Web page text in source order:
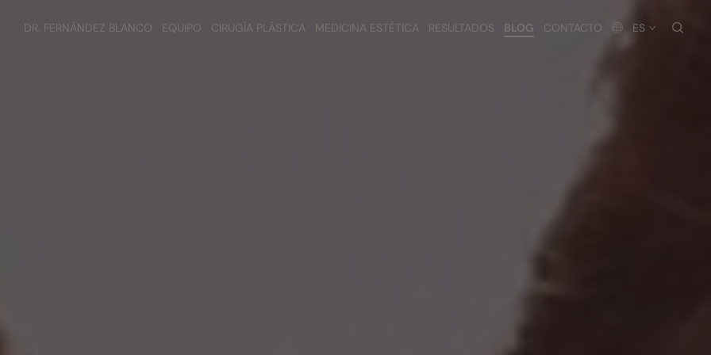
DR. FERNÁNDEZ BLANCO EQUIPO CIRUGÍA PLÁSTICA MEDICINA ESTÉTICA RESULTADOS BLOG CONTACTO ES